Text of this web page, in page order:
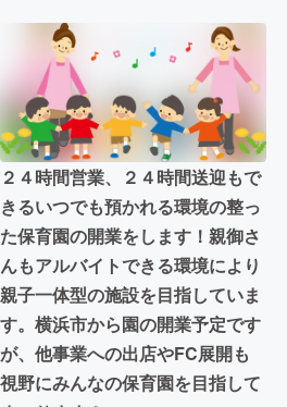
アート・写真
テクノロジー・ガジェット
映像・映画
ビジネス・起業
まちづくり・地域活性化
CAMPFIRE for Social Good
CAMPFIREふるさと納税
２４時間営業、２４時間送迎もで
きるいつでも預かれる環境の整っ
た保育園の開業をします！親御さ
んもアルバイトできる環境により
親子一体型の施設を目指していま
す。横浜市から園の開業予定です
が、他事業への出店やFC展開も
視野にみんなの保育園を目指して